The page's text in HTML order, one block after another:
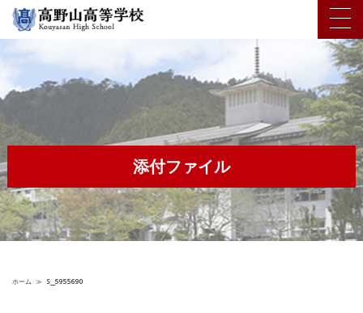
添付ファイル
ホーム ≫ S__5955690